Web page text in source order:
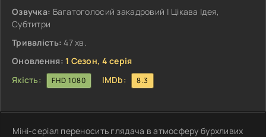
Озвучка: Багатоголосий закадровий | Цікава Ідея,
Субтитри
Тривалість: 47 хв.
Оновлення: 1 Сезон, 4 серія
Якість:
FHD 1080 IMDb: 8.3
Міні-серіал переносить глядача в атмосферу бурхливих